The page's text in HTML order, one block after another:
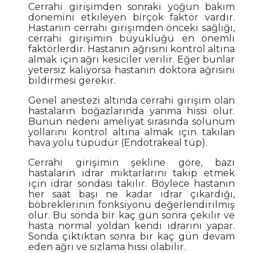
Cerrahi girişimden sonraki yoğun bakım
dönemini etkileyen birçok faktör vardır.
Hastanın cerrahi girişimden önceki sağlığı,
cerrahi girişimin büyüklüğü en önemli
faktörlerdir. Hastanın ağrısını kontrol altına
almak için ağrı kesiciler verilir. Eğer bunlar
yetersiz kalıyorsa hastanın doktora ağrısını
bildirmesi gerekir.
Genel anestezi altında cerrahi girişim olan
hastaların boğazlarında yanma hissi olur.
Bunun nedeni ameliyat sırasında solunum
yollarını kontrol altına almak için takılan
hava yolu tüpüdür (Endotrakeal tüp).
Cerrahi girişimin şekline göre, bazı
hastaların idrar miktarlarını takip etmek
için idrar sondası takılır. Böylece hastanın
her saat başı ne kadar idrar çıkardığı,
böbreklerinin fonksiyonu değerlendirilmiş
olur. Bu sonda bir kaç gün sonra çekilir ve
hasta normal yoldan kendi idrarını yapar.
Sonda çıktıktan sonra bir kaç gün devam
eden ağrı ve sızlama hissi olabilir.